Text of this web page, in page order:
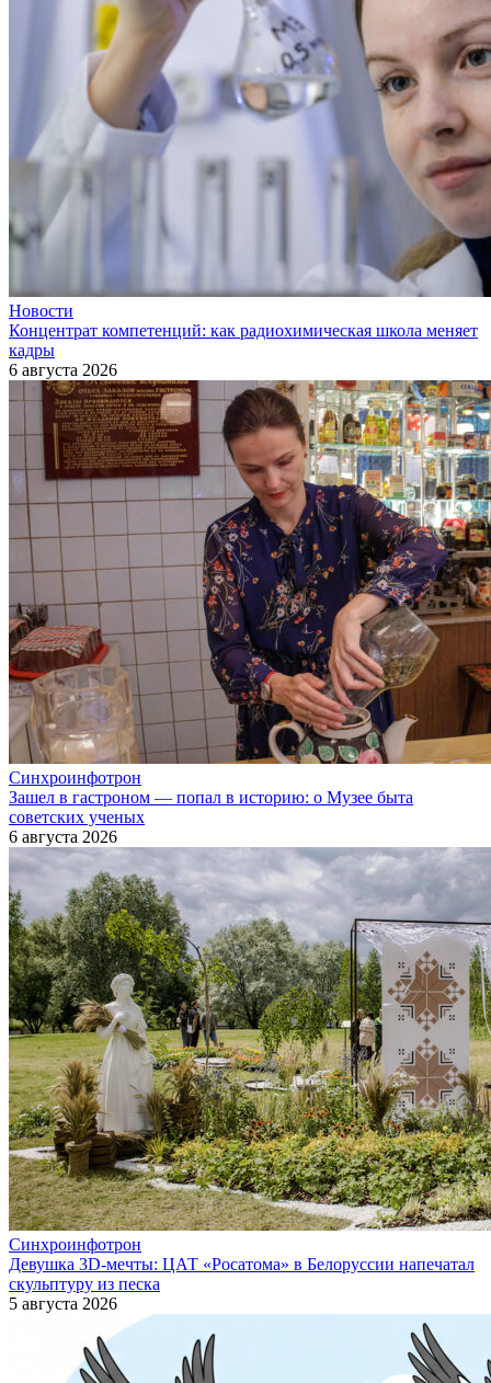
Новости
Концентрат компетенций: как радиохимическая школа меняет
кадры
6 августа 2026
Синхроинфотрон
Зашел в гастроном — попал в историю: о Музее быта
советских ученых
6 августа 2026
Синхроинфотрон
Девушка 3D-мечты: ЦАТ «Росатома» в Белоруссии напечатал
скульптуру из песка
5 августа 2026